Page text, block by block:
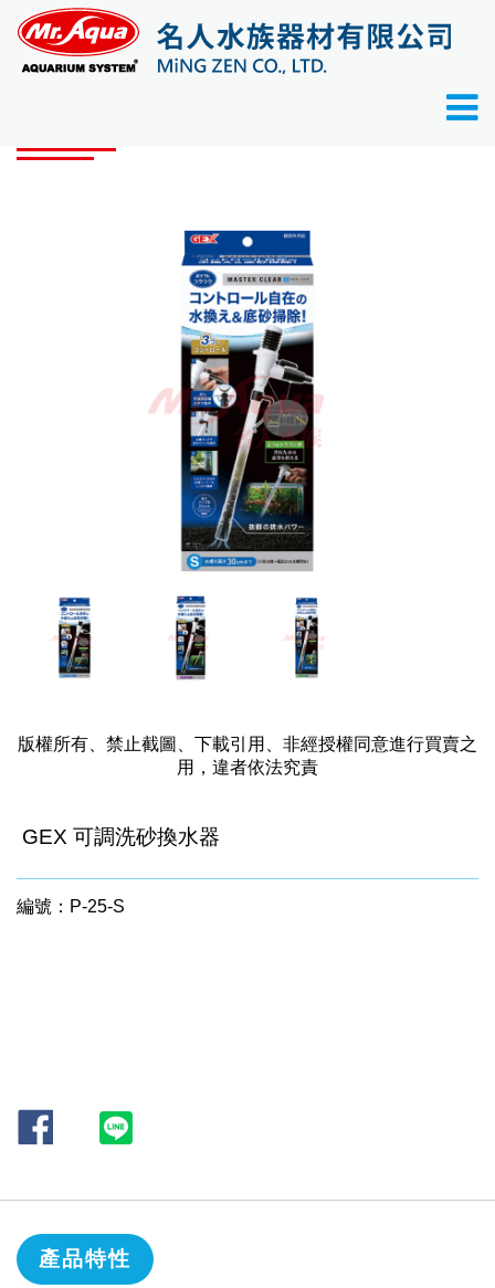
GEX 可調洗砂換水器
版權所有、禁止截圖、下載引用、非經授權同意進行買賣之
用，違者依法究責
GEX 可調洗砂換水器
編號：P-25-S
產品特性